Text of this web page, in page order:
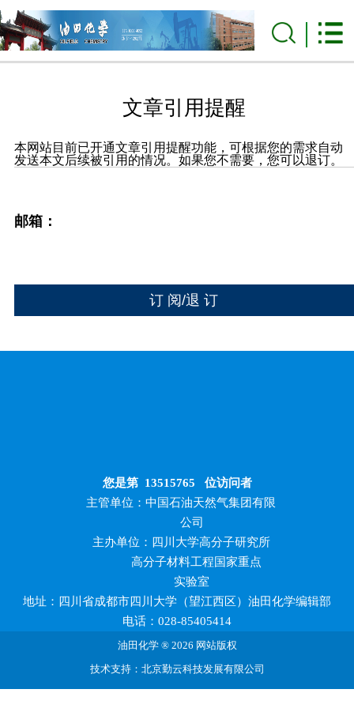
文章引用提醒
本网站目前已开通文章引用提醒功能，可根据您的需求自动
发送本文后续被引用的情况。如果您不需要，您可以退订。
邮箱：
您是第 13515765 位访问者
主管单位：中国石油天然气集团有限
公司
主办单位：四川大学高分子研究所
高分子材料工程国家重点
实验室
地址：四川省成都市四川大学（望江西区）油田化学编辑部
电话：028-85405414
油田化学 ® 2026 网站版权
技术支持：北京勤云科技发展有限公司